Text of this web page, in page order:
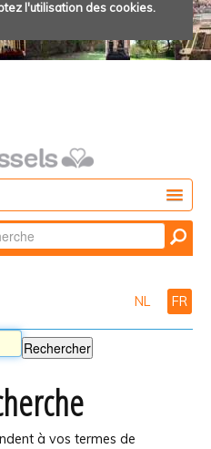
l'utilisation des cookies.
par
NL FR
à vos termes de